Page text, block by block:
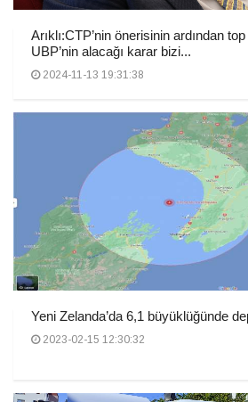
Arıklı:CTP’nin önerisinin ardından
UBP’nin alacağı karar bizi...
2024-11-13 19:31:38
Yeni Zelanda’da 6,1 büyüklüğünde
2023-02-15 12:30:32